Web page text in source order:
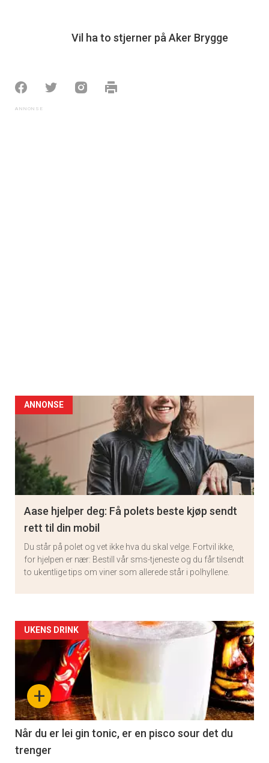
Vil ha to stjerner på Aker Brygge
ANNONSE
Aase hjelper deg: Få polets beste kjøp sendt
rett til din mobil
Du står på polet og vet ikke hva du skal velge. Fortvil ikke,
for hjelpen er nær: Bestill vår sms-tjeneste og du får tilsendt
to ukentlige tips om viner som allerede står i polhyllene.
Artikler
detail
section
11
+
UKENS DRINK
Når du er lei gin tonic, er en pisco sour det du
trenger